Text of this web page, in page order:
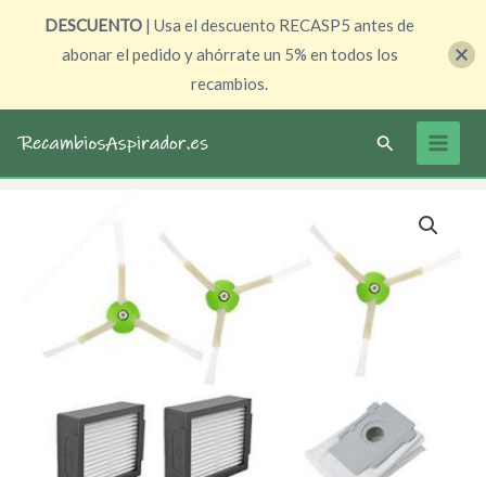
Buscar
precio
original
era:
precio
actual
es:
33,95 €.
DESCUENTO | Usa el descuento RECASP5 antes de
abonar el pedido y ahórrate un 5% en todos los
recambios.